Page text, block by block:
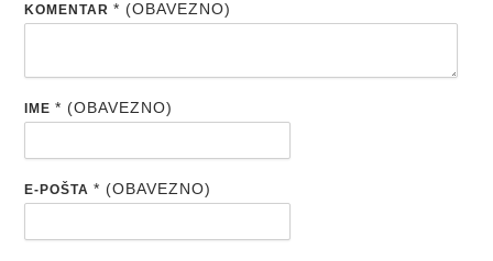
KOMENTAR* (OBAVEZNO)
IME* (OBAVEZNO)
E-POŠTA* (OBAVEZNO)